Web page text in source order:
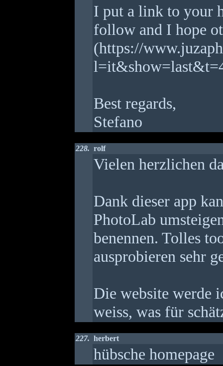
I put a link to your
follow and I hope
(https://
Best regards,
Stefano
228. rolf
Vielen herzlichen
Dank dieser app
PhotoLab
benennen. Tolles
ausprobieren sehr
Die website werde
weiss, was für
227. herbert
hübsche homepage